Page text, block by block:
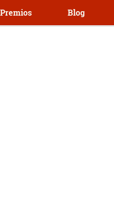
Premios Blog